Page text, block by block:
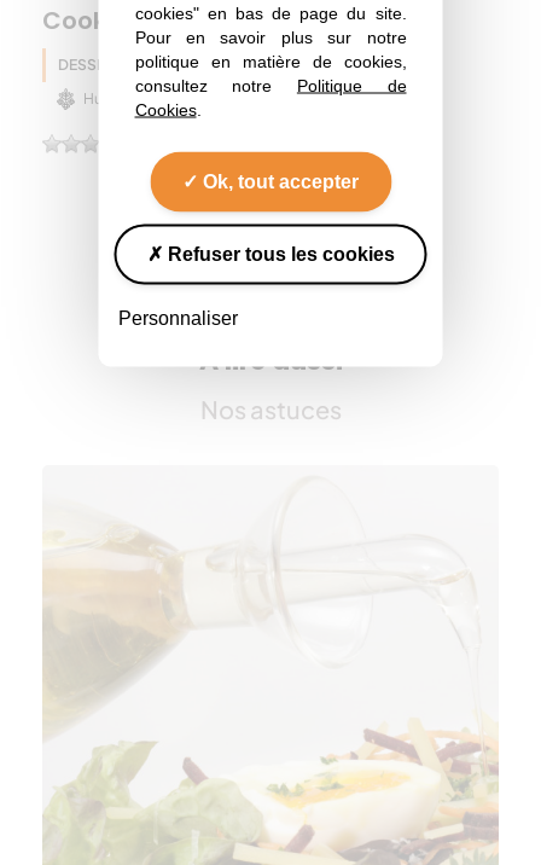
cookies" en bas de page du site.
Pour en savoir plus sur notre
politique en matière de cookies,
consultez notre Politique de
Cookies.
Ok, tout accepter
Refuser tous les cookies
Personnaliser
Cookies pois chiches & prunes
DESSERT Automne
Pois chiche
Huile de colza
A lire aussi
Nos astuces